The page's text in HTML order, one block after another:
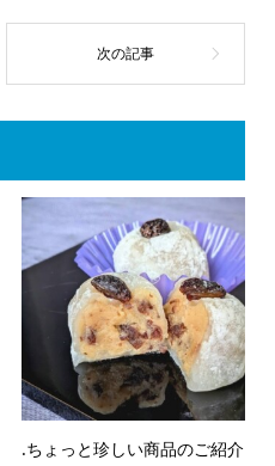
.ちょっと珍しい商品のご紹介